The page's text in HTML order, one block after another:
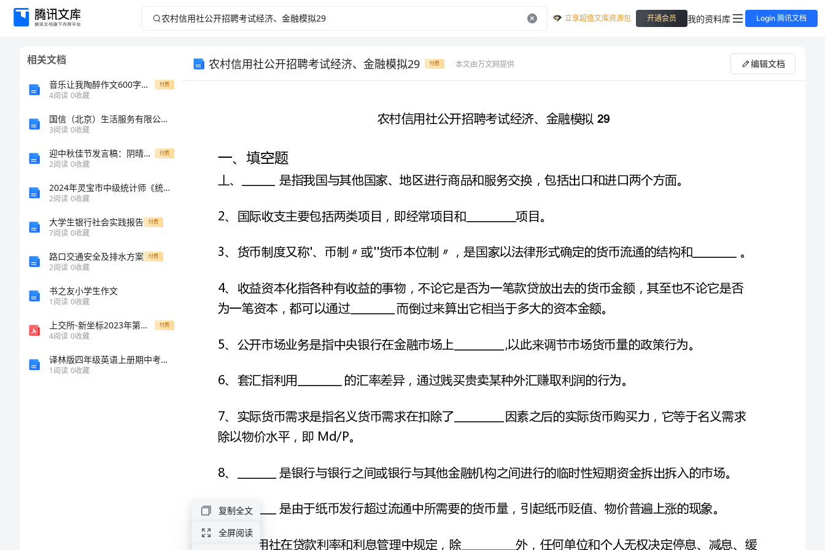
农
济、
立享超值文库资源包 开通会员 我的资料库 Login 腾讯文档
相关文档
音乐让我陶醉作文600字左右满分素材 付费
4阅读 0收藏
国信（北京）生活服务有限公司介绍企业发展分析报告
3阅读 0收藏
迎中秋佳节发言稿：阴晴圆缺 付费
2阅读 0收藏
2024年灵宝市中级统计师《统计基础知识理论及相关知识》预测试题（附答案及解析）
2阅读 0收藏
大学生银行社会实践报告 付费
7阅读 0收藏
路口交通安全及排水方案 付费
2阅读 0收藏
书之友小学生作文
1阅读 0收藏
上交所-新坐标2023年第三季度报告-20231026 付费
4阅读 0收藏
译林版四年级英语上册期中考试卷及答案【学生专用】
1阅读 0收藏
农村信用社公开招聘考试经济、金融模拟29 付费 本文由万文网提供 编辑文档
一、填空题
丄、______
为一笔资本，都可以通过________
5、公开市场业务是指中央银行在金融市场上_________
复制全文
全屏阅读